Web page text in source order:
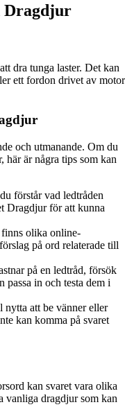
Dragdjur
dra tunga laster. Det kan
ett fordon drivet av motor
och utmanande. Om du
här är några tips som kan
förstår vad ledtråden
Dragdjur för att kunna
olika online-
på ord relaterade till
på en ledtråd, försök
passa in och testa dem i
att be vänner eller
kan komma på svaret
kan svaret vara olika
vanliga dragdjur som kan